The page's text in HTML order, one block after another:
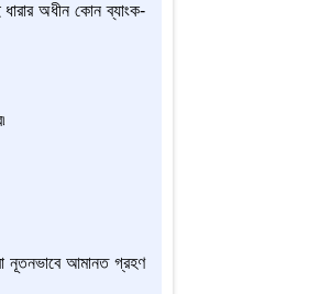
অধীন কোন ব্যাংক-
আমানত গ্রহণ